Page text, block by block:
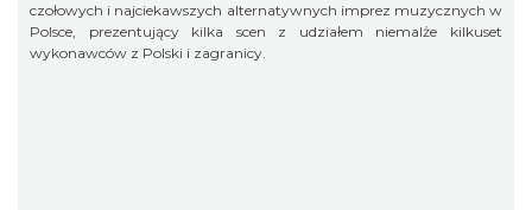
czołowych i najciekawszych alternatywnych imprez muzycznych w
Polsce, prezentujący kilka scen z udziałem niemalże kilkuset
wykonawców z Polski i zagranicy.